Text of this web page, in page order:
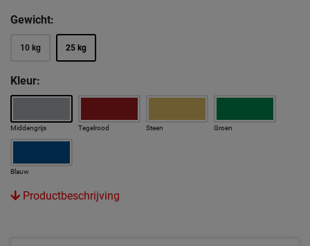
Gewicht:
10 kg 25 kg
Kleur:
Middengrijs Tegelrood Steen Groen
Blauw
Productbeschrijving